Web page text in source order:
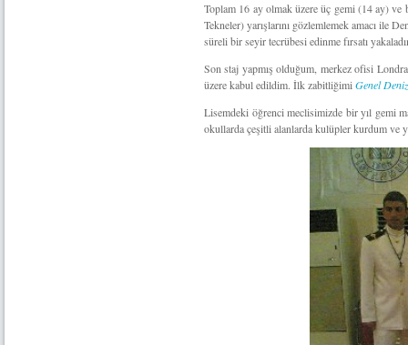
Toplam 16 ay olmak üzere üç gemi (14 ay) ve
Tekneler) yarışlarını gözlemlemek amacı ile
süreli bir seyir tecrübesi edinme fırsatı
Son staj yapmış olduğum, merkez ofisi
üzere kabul edildim. İlk zabitliğimi Genel
Lisemdeki öğrenci meclisimizde bir yıl gemi
okullarda çeşitli alanlarda kulüpler kurdum ve